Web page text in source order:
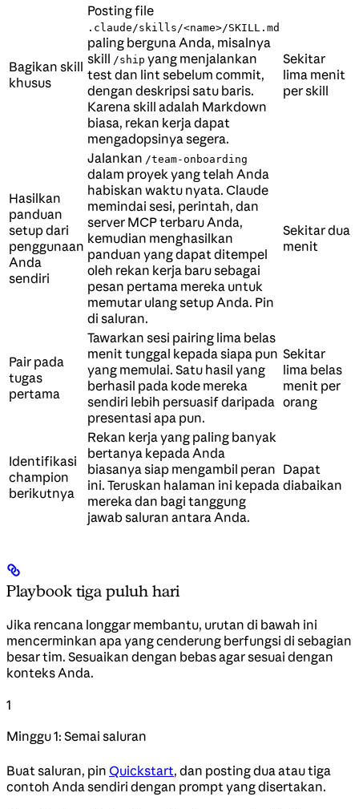
Bagikan skill
khusus
Posting file
.claude/skills/<name>/SKILL.md
paling berguna Anda, misalnya
skill /ship yang menjalankan
test dan lint sebelum commit,
dengan deskripsi satu baris.
Karena skill adalah Markdown
biasa, rekan kerja dapat
mengadopsinya segera.
Sekitar
lima menit
per skill
Hasilkan
panduan
setup dari
penggunaan
Anda
sendiri
Jalankan /team-onboarding
dalam proyek yang telah Anda
habiskan waktu nyata. Claude
memindai sesi, perintah, dan
server MCP terbaru Anda,
kemudian menghasilkan
panduan yang dapat ditempel
oleh rekan kerja baru sebagai
pesan pertama mereka untuk
memutar ulang setup Anda. Pin
di saluran.
Sekitar dua
menit
Pair pada
tugas
pertama
Tawarkan sesi pairing lima belas
menit tunggal kepada siapa pun
yang memulai. Satu hasil yang
berhasil pada kode mereka
sendiri lebih persuasif daripada
presentasi apa pun.
Sekitar
lima belas
menit per
orang
Identifikasi
champion
berikutnya
Rekan kerja yang paling banyak
bertanya kepada Anda
biasanya siap mengambil peran
ini. Teruskan halaman ini kepada
mereka dan bagi tanggung
jawab saluran antara Anda.
Dapat
diabaikan
Playbook tiga puluh hari
Jika rencana longgar membantu, urutan di bawah ini
mencerminkan apa yang cenderung berfungsi di sebagian
besar tim. Sesuaikan dengan bebas agar sesuai dengan
konteks Anda.
1
Minggu 1: Semai saluran
Buat saluran, pin Quickstart, dan posting dua atau tiga
contoh Anda sendiri dengan prompt yang disertakan.